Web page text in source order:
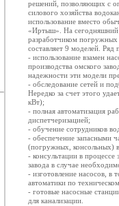
решений, позволяющих с
силового хозяйства
использование вместо
«Иртыш». На сегодняшний
разработчиком
составляет 9 моделей.
- использование взамен
производства омского
надежности эти модели
- обследование сетей и
Нередко за счет этого
кВт);
- полная автоматизация
диспетчеризацией;
- обучение сотрудников
- обеспечение запасными
(погружных, консольных)
- консультации в
завода в случае
- изготовление насосов,
автоматики по
- готовые насосные
для канализации.